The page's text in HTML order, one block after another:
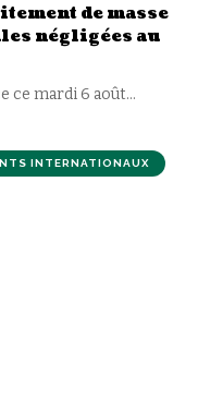
de masse
négligées au
ce mardi 6 août…
INTERNATIONAUX